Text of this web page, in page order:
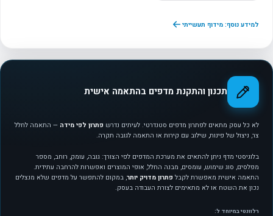
למידע נוסף: מידוף תעשייתי
תכנון והתקנת מדפים בהתאמה אישית
לא כל עסק מתאים לפתרון מדפים סטנדרטי. לעיתים נדרש פתרון לפי מידה — התאמה לחלל
צר, ניצול של פינות, שילוב עם קירות או התאמה לגובה תקרה.
בלוגיסטי מדף ניתן להתאים את מערכת המדפים לפי הצורך: גובה, עומק, רוחב, מספר
מפלסים, סוג שימוש, עומסים, מבנה החלל, אופי המוצרים ואפשרות להרחבה עתידית.
התאמה אישית מאפשרת לקבל פתרון מדויק יותר, במקום להתפשר על מדפים שלא מנצלים
נכון את השטח או לא מתאימים לצורת העבודה בעסק.
רלוונטי במיוחד ל: